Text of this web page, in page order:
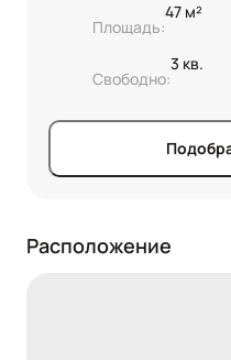
Площадь:
47 м²
Свободно:
3 кв.
Расположение